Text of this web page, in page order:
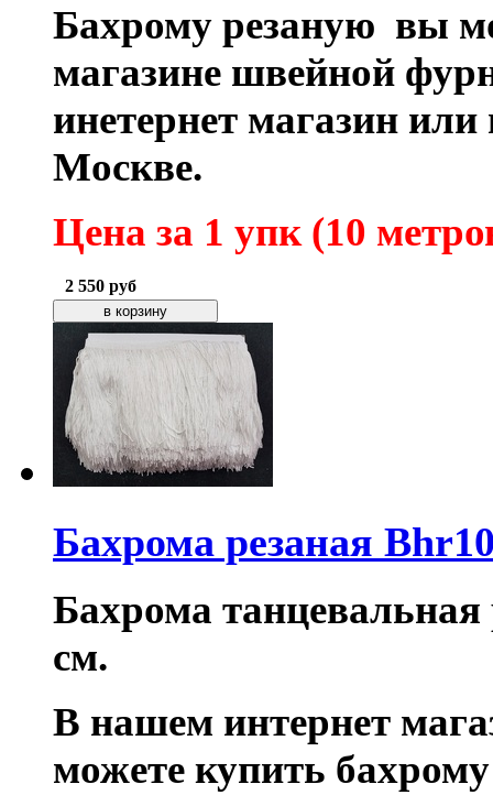
Бахрому резаную вы
магазине швейной
инетернет магазин
Москве.
Цена за 1 упк (10
2 550 руб
Бахрома резаная
Бахрома
см.
В нашем интернет
можете купить